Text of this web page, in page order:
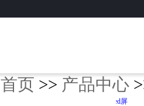
首页 >> 产品中心
P1.56小间距led屏